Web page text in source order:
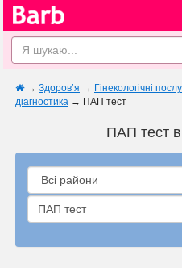
→ Здоров’я → Гінекологічні
діагностика → ПАП тест
ПАП тест
ПАП тест